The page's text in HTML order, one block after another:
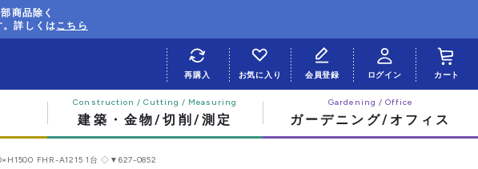
商品除く
詳しくはこちら
建築・金物/切削/測定 ガーデニング/オフィス
再購入 お気に入り 会員登録 ログイン カート
FHR-A1215 1台 ◇▼627-0852